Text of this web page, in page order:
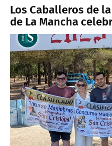
Los Caballeros de
de La Mancha